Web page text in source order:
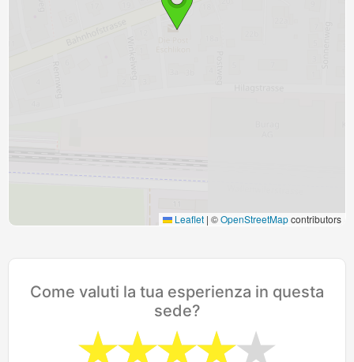
Leaflet | ©OpenStreetMapcontributors
Come valuti la tua esperienza in questa
sede?